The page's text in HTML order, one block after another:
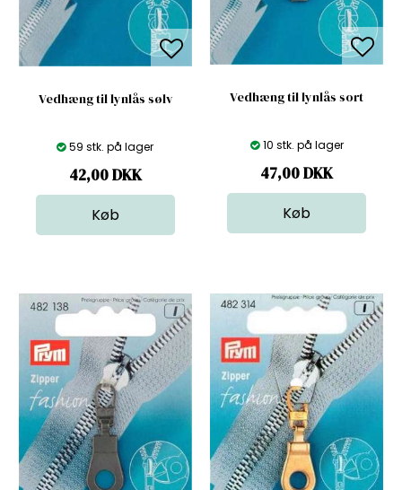
Vedhæng til lynlås sølv
59 stk. på lager
42,00DKK
Vedhæng til lynlås sort
10 stk. på lager
47,00DKK